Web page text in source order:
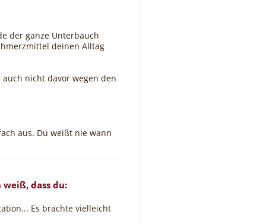
der ganze Unterbauch
deinen Alltag
nicht davor wegen den
aus. Du weißt nie wann
weiß, dass du:
Es brachte vielleicht